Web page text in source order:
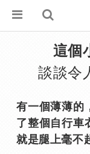
這個
談談令
有一個薄薄的
了整個自行車
就是腿上毫不